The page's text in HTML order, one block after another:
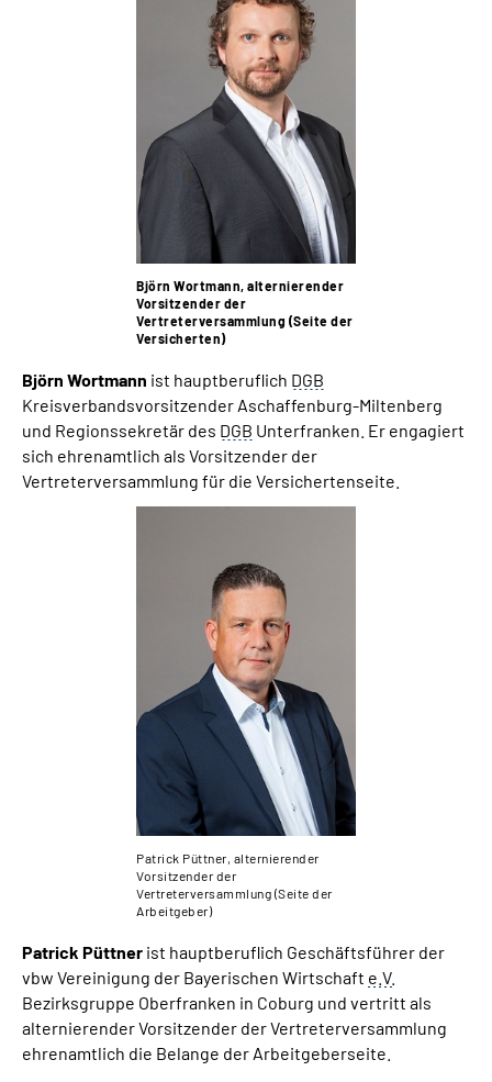
Björn Wortmann, alternierender
Vorsitzender der
Vertreterversammlung (Seite der
Versicherten)
Björn Wortmann ist hauptberuflich DGB
Kreisverbandsvorsitzender Aschaffenburg-Miltenberg
und Regionssekretär des DGB Unterfranken. Er engagiert
sich ehrenamtlich als Vorsitzender der
Vertreterversammlung für die Versichertenseite.
Patrick Püttner, alternierender
Vorsitzender der
Vertreterversammlung (Seite der
Arbeitgeber)
Patrick Püttner ist hauptberuflich Geschäftsführer der
vbw Vereinigung der Bayerischen Wirtschaft e.V.
Bezirksgruppe Oberfranken in Coburg und vertritt als
alternierender Vorsitzender der Vertreterversammlung
ehrenamtlich die Belange der Arbeitgeberseite.